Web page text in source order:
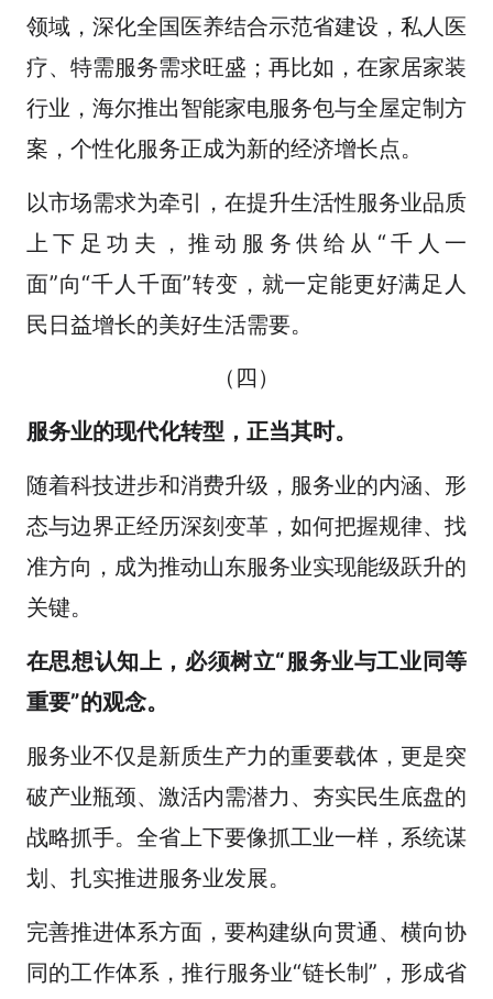
领域，深化全国医养结合示范省建设，私人医
疗、特需服务需求旺盛；再比如，在家居家装
行业，海尔推出智能家电服务包与全屋定制方
案，个性化服务正成为新的经济增长点。
以市场需求为牵引，在提升生活性服务业品质
上下足功夫，推动服务供给从“千人一
面”向“千人千面”转变，就一定能更好满足人
民日益增长的美好生活需要。
（四）
服务业的现代化转型，正当其时。
随着科技进步和消费升级，服务业的内涵、形
态与边界正经历深刻变革，如何把握规律、找
准方向，成为推动山东服务业实现能级跃升的
关键。
在思想认知上，必须树立“服务业与工业同等
重要”的观念。
服务业不仅是新质生产力的重要载体，更是突
破产业瓶颈、激活内需潜力、夯实民生底盘的
战略抓手。全省上下要像抓工业一样，系统谋
划、扎实推进服务业发展。
完善推进体系方面，要构建纵向贯通、横向协
同的工作体系，推行服务业“链长制”，形成省